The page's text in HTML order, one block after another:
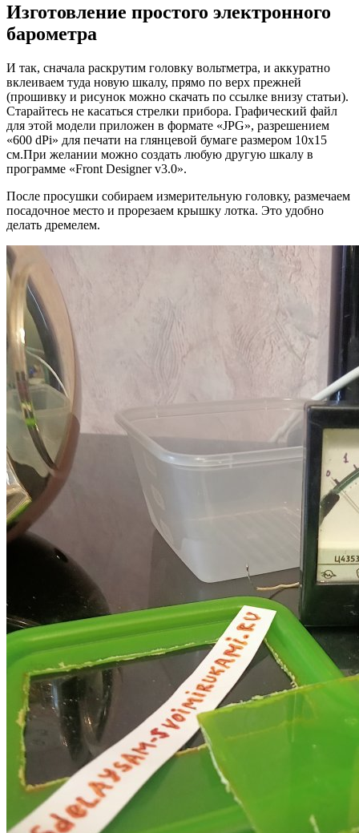
Изготовление простого электронного
барометра
И так, сначала раскрутим головку вольтметра, и аккуратно
вклеиваем туда новую шкалу, прямо по верх прежней
(прошивку и рисунок можно скачать по ссылке внизу статьи).
Старайтесь не касаться стрелки прибора. Графический файл
для этой модели приложен в формате «JPG», разрешением
«600 dPi» для печати на глянцевой бумаге размером 10х15
см.При желании можно создать любую другую шкалу в
программе «Front Designer v3.0».
После просушки собираем измерительную головку, размечаем
посадочное место и прорезаем крышку лотка. Это удобно
делать дремелем.